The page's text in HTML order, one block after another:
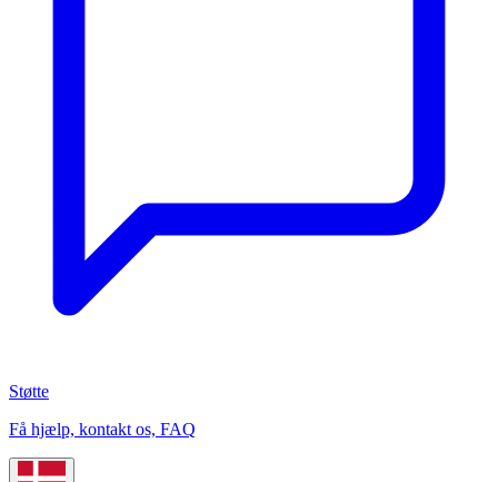
Støtte
Få hjælp, kontakt os, FAQ